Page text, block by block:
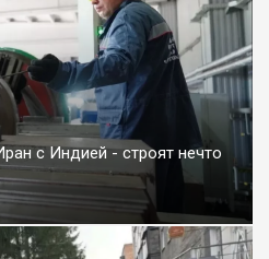
с Индией - строят нечто